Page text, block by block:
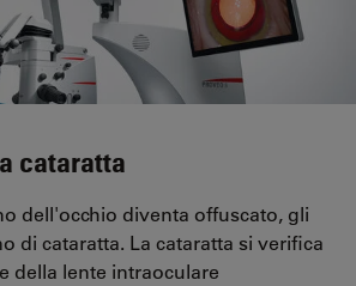
cataratta
dell'occhio diventa offuscato, gli
di cataratta. La cataratta si verifica
della lente intraoculare